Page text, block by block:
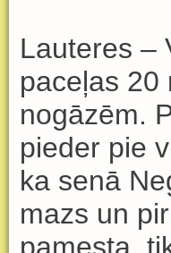
Lauteres –
paceļas 20
nogāzēm.
pieder pie
ka senā
mazs un